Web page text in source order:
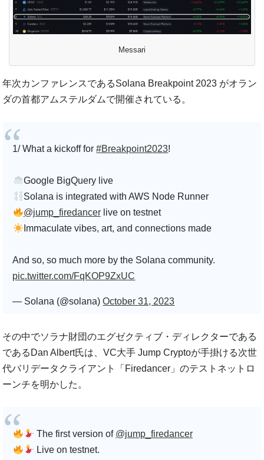
Messari
年次カンファレンスであるSolana Breakpoint 2023 がオラン
ダの首都アムステルダムで開催されている。
1/ What a kickoff for#Breakpoint2023!
Google BigQuery live
Solana is integrated with AWS Node Runner
@jump_firedancerlive on testnet
Immaculate vibes, art, and connections made
And so, so much more by the Solana community.
pic.twitter.com/FqKOP9ZxUC
— Solana (@solana)October 31, 2023
その中でソラナ財団のエグゼクティブ・ディレクターである
であるDan Albert氏は、VC大手 Jump Cryptoが手掛ける次世
代バリデータクライアント「Firedancer」のテストネットロ
ーンチを明かした。
The first version of @jump_firedancer
Live on testnet.